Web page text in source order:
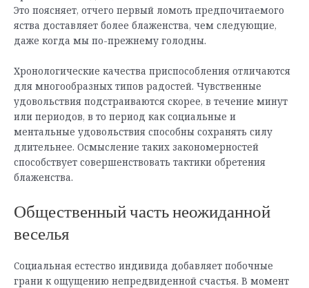
Это поясняет, отчего первый ломоть предпочитаемого
яства доставляет более блаженства, чем следующие,
даже когда мы по-прежнему голодны.
Хронологические качества приспособления отличаются
для многообразных типов радостей. Чувственные
удовольствия подстраиваются скорее, в течение минут
или периодов, в то период как социальные и
ментальные удовольствия способны сохранять силу
длительнее. Осмысление таких закономерностей
способствует совершенствовать тактики обретения
блаженства.
Общественный часть неожиданной
веселья
Социальная естество индивида добавляет побочные
грани к ощущению непредвиденной счастья. В момент